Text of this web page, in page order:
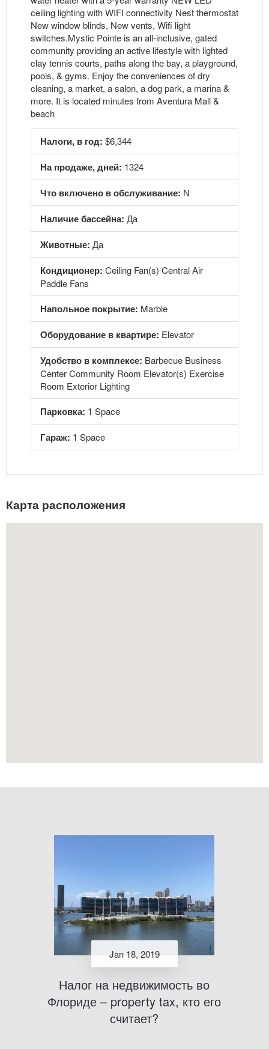
ceiling lighting with WIFI connectivity Nest thermostat
New window blinds, New vents, Wifi light
switches.Mystic Pointe is an all-inclusive, gated
community providing an active lifestyle with lighted
clay tennis courts, paths along the bay, a playground,
pools, & gyms. Enjoy the conveniences of dry
cleaning, a market, a salon, a dog park, a marina &
more. It is located minutes from Aventura Mall &
beach
Налоги, в год: $6,344
На продаже, дней: 1324
Что включено в обслуживание: N
Наличие бассейна: Да
Животные: Да
Кондиционер: Ceiling Fan(s) Central Air
Paddle Fans
Напольное покрытие: Marble
Оборудование в квартире: Elevator
Удобство в комплексе: Barbecue Business
Center Community Room Elevator(s) Exercise
Room Exterior Lighting
Парковка: 1 Space
Гараж: 1 Space
Карта расположения
Jan 18, 2019
Налог на недвижимость во
Флориде – property tax, кто его
считает?